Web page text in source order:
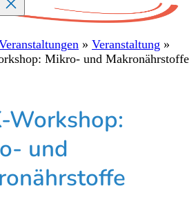
» Veranstaltung »
Mikro- und Makronährstoffe
Workshop:
und